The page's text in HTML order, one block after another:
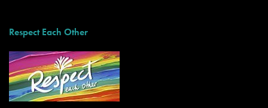
Respect Each Other